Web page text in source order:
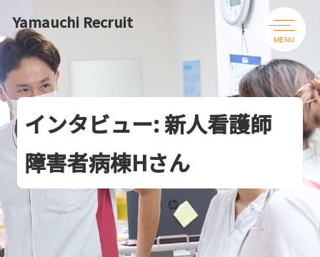
Yamauchi Recruit
MENU
インタビュー: 新人看護師
障害者病棟Hさん